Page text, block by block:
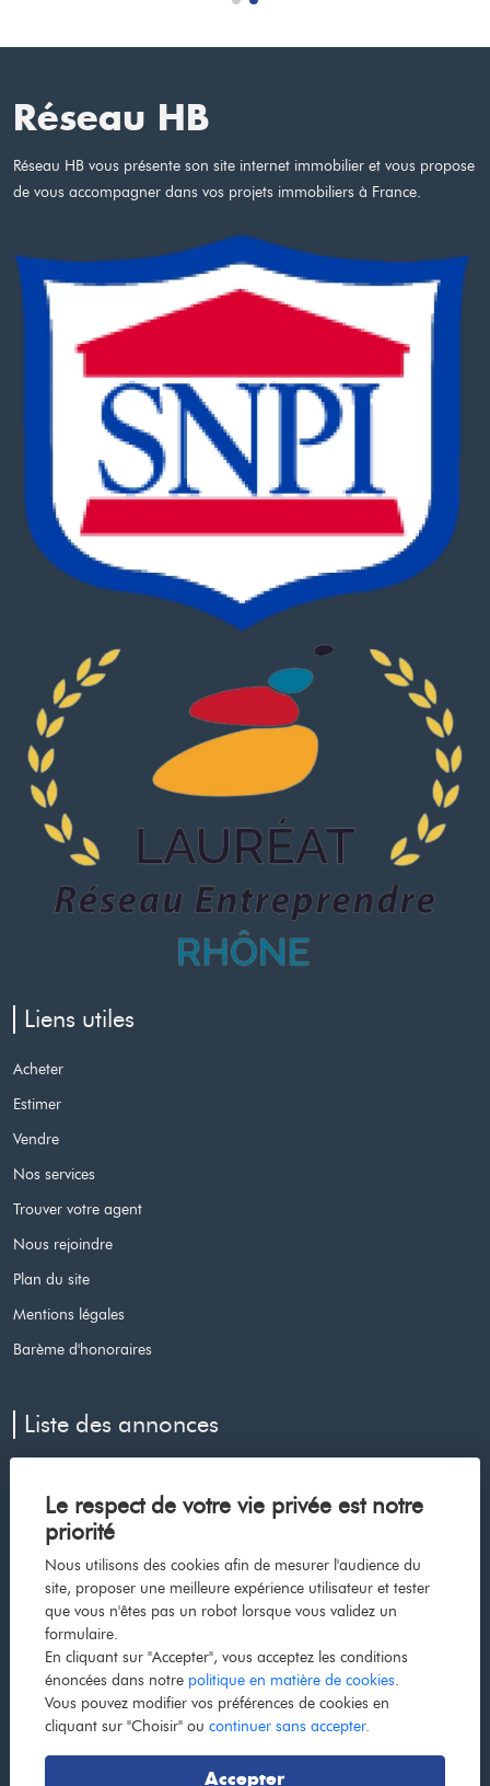
Le respect de votre vie privée est notre
priorité
Nous utilisons des cookies afin de mesurer l'audience du
site, proposer une meilleure expérience utilisateur et tester
que vous n'êtes pas un robot lorsque vous validez un
formulaire.
En cliquant sur "Accepter", vous acceptez les conditions
énoncées dans notre politique en matière de cookies.
Vous pouvez modifier vos préférences de cookies en
cliquant sur "Choisir" ou continuer sans accepter.
Accepter
Réseau HB
Réseau HB vous présente son site internet immobilier et vous propose
de vous accompagner dans vos projets immobiliers à France.
Liens utiles
Acheter
Estimer
Vendre
Nos services
Trouver votre agent
Nous rejoindre
Plan du site
Mentions légales
Barème d'honoraires
Liste des annonces
Maison à vendre à Voiron
Maison à vendre à Les avenieres veyrins thuellin
Maison à vendre à La cote saint andre
Maison à vendre à Bourgoin jallieu
Appartement à vendre à Grenoble
Appartement à vendre à La tour du pin
Maison à vendre à Dolomieu
Maison à vendre à La tour du pin